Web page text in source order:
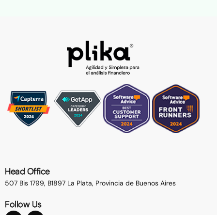
Head Office
507 Bis 1799, B1897 La Plata, Provincia de Buenos Aires
Follow Us